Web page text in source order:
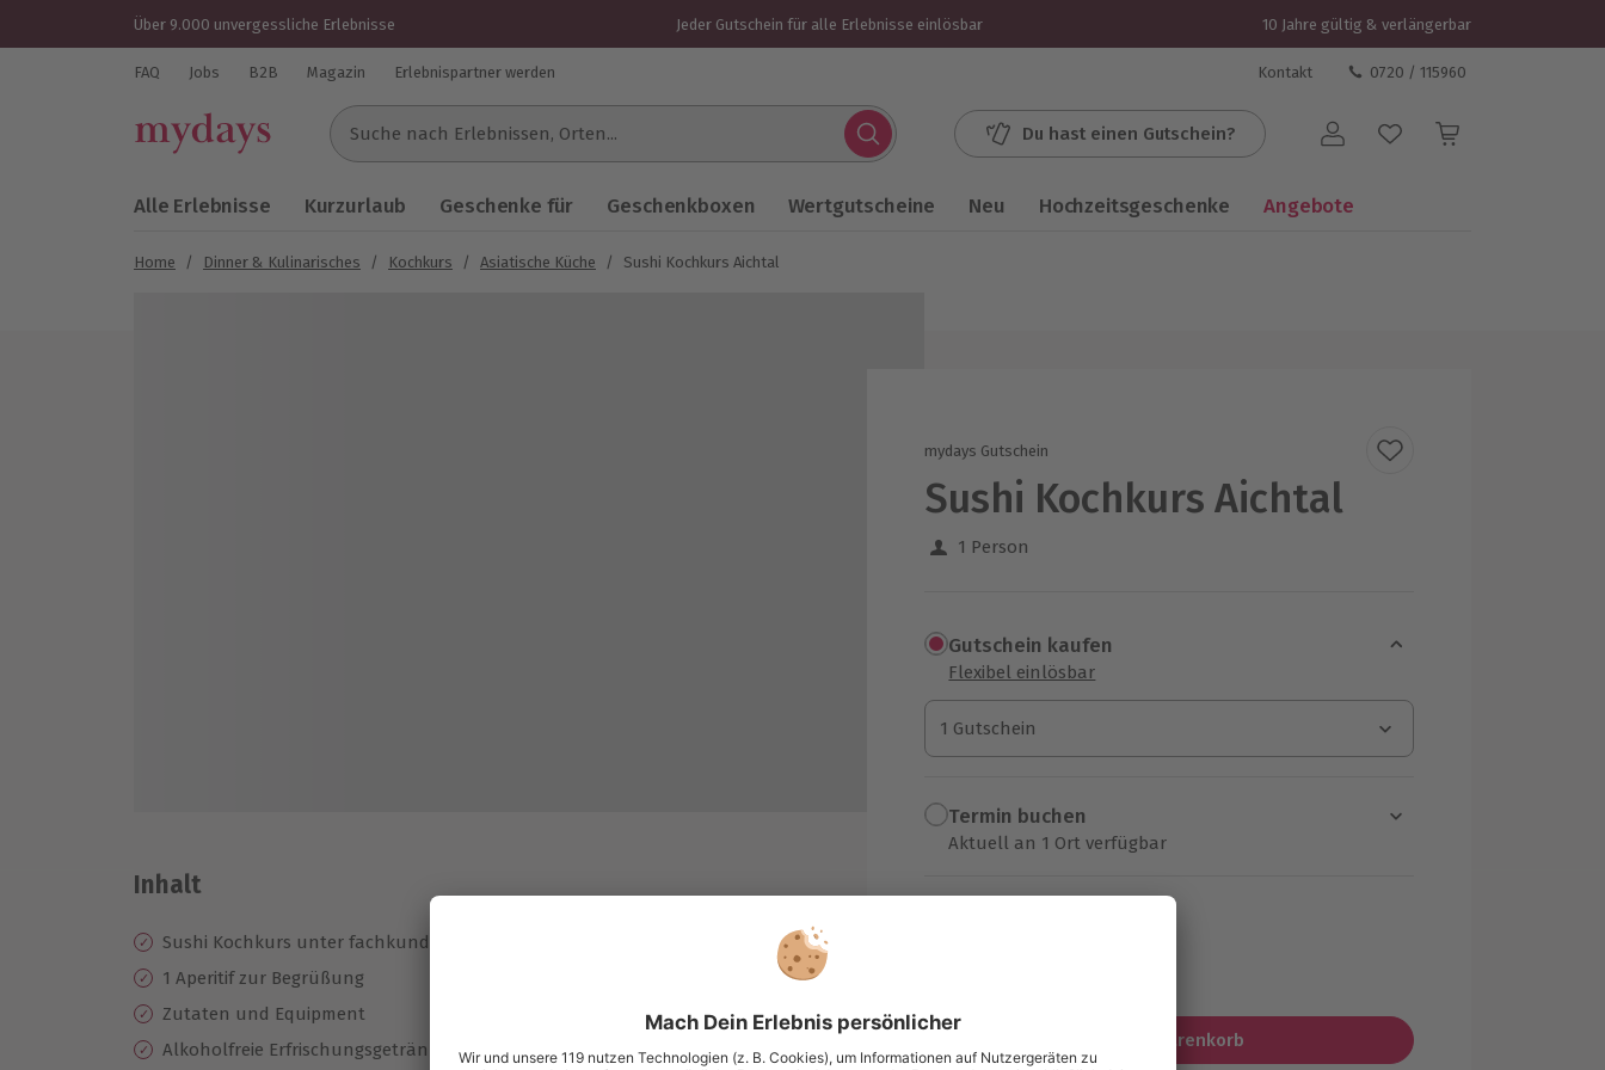
Über 9.000 unvergessliche Erlebnisse Jeder Gutschein für alle Erlebnisse einlösbar 10 Jahre gültig & verlängerbar
FAQ Jobs B2B Magazin Erlebnispartner werden Kontakt 0720 / 115960
Suche nach Erlebnissen...
Du hast einen Gutschein? Benutzerkonto
Alle Erlebnisse Kurzurlaub Geschenke für Geschenkboxen Wertgutscheine Neu Hochzeitsgeschenke Angebote
Home / Dinner & Kulinarisches / Kochkurs / Asiatische Küche / Sushi Kochkurs Aichtal
mydays Gutschein
Sushi Kochkurs Aichtal
1 Person
Gutschein kaufen
Flexibel einlösbar
1 Gutschein
1 Gutschein
1 Gutschein
Termin buchen
Aktuell an 1 Ort verfügbar
In den Warenkorb
Inhalt
Sushi Kochkurs unter fachkundiger Anleitung
1 Aperitif zur Begrüßung
Zutaten und Equipment
Alkoholfreie Erfrischungsgetränke, Wein, Bier und Kaffee